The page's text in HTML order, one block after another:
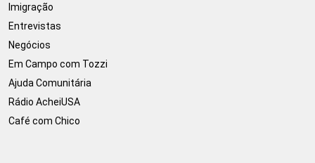
Imigração
Entrevistas
Negócios
Em Campo com Tozzi
Ajuda Comunitária
Rádio AcheiUSA
Café com Chico